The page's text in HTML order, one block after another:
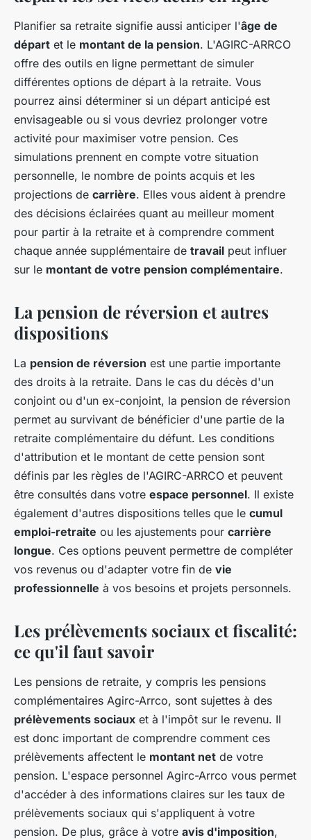
Planifier sa retraite signifie aussi anticiper l'âge de
départ et le montant de la pension. L'AGIRC-ARRCO
offre des outils en ligne permettant de simuler
différentes options de départ à la retraite. Vous
pourrez ainsi déterminer si un départ anticipé est
envisageable ou si vous devriez prolonger votre
activité pour maximiser votre pension. Ces
simulations prennent en compte votre situation
personnelle, le nombre de points acquis et les
projections de carrière. Elles vous aident à prendre
des décisions éclairées quant au meilleur moment
pour partir à la retraite et à comprendre comment
chaque année supplémentaire de travail peut influer
sur le montant de votre pension complémentaire.
La pension de réversion et autres
dispositions
La pension de réversion est une partie importante
des droits à la retraite. Dans le cas du décès d'un
conjoint ou d'un ex-conjoint, la pension de réversion
permet au survivant de bénéficier d'une partie de la
retraite complémentaire du défunt. Les conditions
d'attribution et le montant de cette pension sont
définis par les règles de l'AGIRC-ARRCO et peuvent
être consultés dans votre espace personnel. Il existe
également d'autres dispositions telles que le cumul
emploi-retraite ou les ajustements pour carrière
longue. Ces options peuvent permettre de compléter
vos revenus ou d'adapter votre fin de vie
professionnelle à vos besoins et projets personnels.
Les prélèvements sociaux et fiscalité:
ce qu'il faut savoir
Les pensions de retraite, y compris les pensions
complémentaires Agirc-Arrco, sont sujettes à des
prélèvements sociaux et à l'impôt sur le revenu. Il
est donc important de comprendre comment ces
prélèvements affectent le montant net de votre
pension. L'espace personnel Agirc-Arrco vous permet
d'accéder à des informations claires sur les taux de
prélèvements sociaux qui s'appliquent à votre
pension. De plus, grâce à votre avis d'imposition,